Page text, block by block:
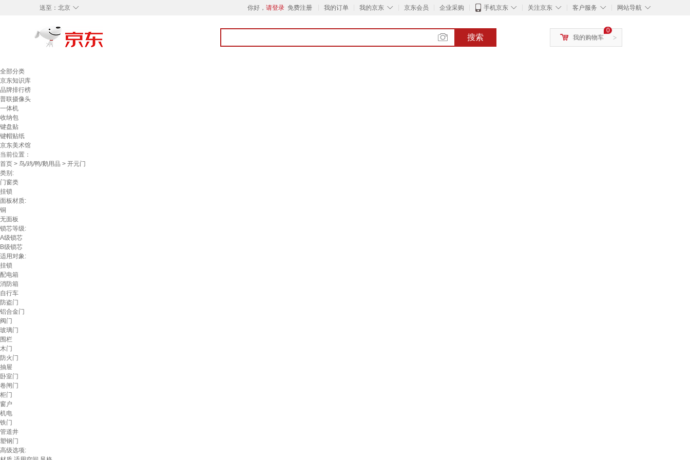
◇
送至： 北京 你好， 请登录 免费注册 我的订单 ◇
我的京东 京东会员 企业采购 ◇
手机京东 ◇
关注京东 ◇
客户服务 ◇
网站导航
搜索 >
0
我的购物车
全部分类
京东知识库
品牌排行榜
普联摄像头
一体机
收纳包
键盘贴
键帽贴纸
京东美术馆
当前位置：
首页 > 鸟/鸡/鸭/鹅用品 > 开元门
类别:
门窗类
挂锁
面板材质:
铜
无面板
锁芯等级:
A级锁芯
B级锁芯
适用对象:
挂锁
配电箱
消防箱
自行车
防盗门
铝合金门
阀门
玻璃门
围栏
木门
防火门
抽屉
卧室门
卷闸门
柜门
窗户
机电
铁门
管道井
塑钢门
高级选项: